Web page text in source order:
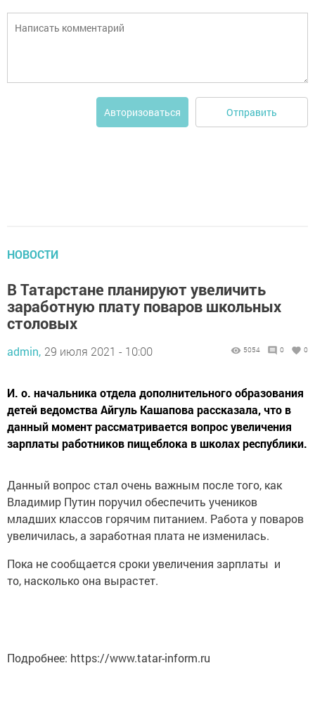
Авторизоваться Отправить
НОВОСТИ
В Татарстане планируют увеличить
заработную плату поваров школьных
столовых
admin, 29 июля 2021 - 10:00 5054 0 0
И. о. начальника отдела дополнительного образования
детей ведомства Айгуль Кашапова рассказала, что в
данный момент рассматривается вопрос увеличения
зарплаты работников пищеблока в школах республики.
Данный вопрос стал очень важным после того, как
Владимир Путин поручил обеспечить учеников
младших классов горячим питанием. Работа у поваров
увеличилась, а заработная плата не изменилась.
Пока не сообщается сроки увеличения зарплаты и
то, насколько она вырастет.
Подробнее: https://www.tatar-inform.ru